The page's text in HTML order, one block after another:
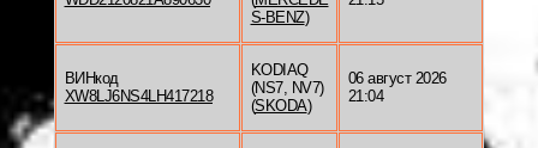
S-BENZ)
ВИНкод
XW8LJ6NS4LH417218
KODIAQ
(NS7, NV7)
(SKODA)
06 август 2026
21:04